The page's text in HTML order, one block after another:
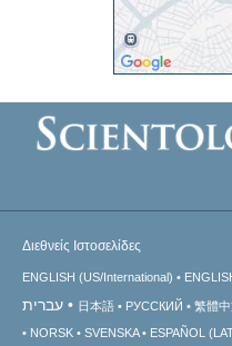
Διεθνείς Ιστοσελίδες
ENGLISH (US/International)
עברית 日本語 РУССКИЙ 繁體中
NORSK
SVENSKA ESPAÑOL